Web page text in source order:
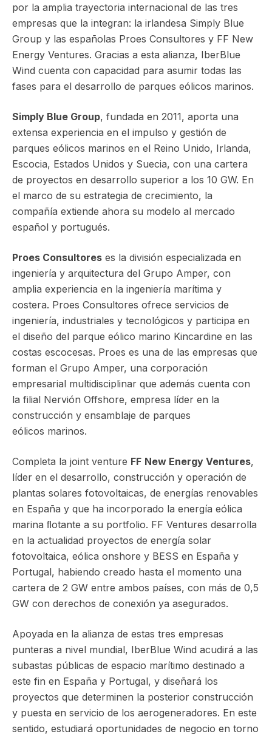
por la amplia trayectoria internacional de las tres
empresas que la integran: la irlandesa Simply Blue
Group y las españolas Proes Consultores y FF New
Energy Ventures. Gracias a esta alianza, IberBlue
Wind cuenta con capacidad para asumir todas las
fases para el desarrollo de parques eólicos marinos.
Simply Blue Group, fundada en 2011, aporta una
extensa experiencia en el impulso y gestión de
parques eólicos marinos en el Reino Unido, Irlanda,
Escocia, Estados Unidos y Suecia, con una cartera
de proyectos en desarrollo superior a los 10 GW. En
el marco de su estrategia de crecimiento, la
compañía extiende ahora su modelo al mercado
español y portugués.
Proes Consultores es la división especializada en
ingeniería y arquitectura del Grupo Amper, con
amplia experiencia en la ingeniería marítima y
costera. Proes Consultores ofrece servicios de
ingeniería, industriales y tecnológicos y participa en
el diseño del parque eólico marino Kincardine en las
costas escocesas. Proes es una de las empresas que
forman el Grupo Amper, una corporación
empresarial multidisciplinar que además cuenta con
la filial Nervión Offshore, empresa líder en la
construcción y ensamblaje de parques
eólicos marinos.
Completa la joint venture FF New Energy Ventures,
líder en el desarrollo, construcción y operación de
plantas solares fotovoltaicas, de energías renovables
en España y que ha incorporado la energía eólica
marina ﬂotante a su portfolio. FF Ventures desarrolla
en la actualidad proyectos de energía solar
fotovoltaica, eólica onshore y BESS en España y
Portugal, habiendo creado hasta el momento una
cartera de 2 GW entre ambos países, con más de 0,5
GW con derechos de conexión ya asegurados.
Apoyada en la alianza de estas tres empresas
punteras a nivel mundial, IberBlue Wind acudirá a las
subastas públicas de espacio marítimo destinado a
este fin en España y Portugal, y diseñará los
proyectos que determinen la posterior construcción
y puesta en servicio de los aerogeneradores. En este
sentido, estudiará oportunidades de negocio en torno